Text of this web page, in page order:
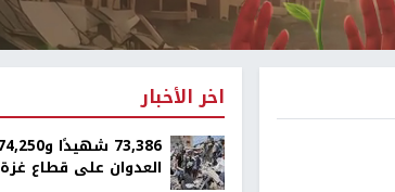
اخر الأخبار
العدوان على قطاع غزة